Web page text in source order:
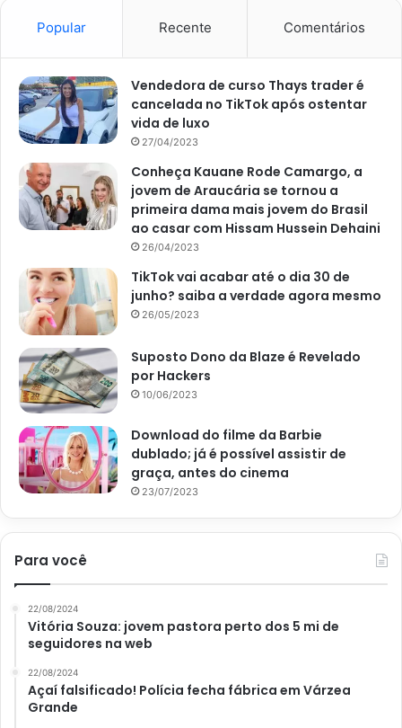
Limpe o seu papel de parede
Por fim, para que a sua decoração fique ainda mais bela
por muito mais tempo, fazer a limpeza correta é essencial,
mas não pode ser molhando o papel todo, como foi dito
microfibra, você deve molhá-lo em um pouco de água com
detergente e, delicadamente, ir fazendo a limpeza.
Em seguida, volte com um pano mais seco e limpo e
termine de retirar o excesso dos produtos. Fazendo isso
semanalmente, seu papel ficará novo por um período de
tempo muito maior! Você sabia disso?
Esperamos que tenha gostado das dicas acerca de como
cuidar do seupapel de pared
quanto antes! Obrigada por sua leitura até aqui e, caso
queira saber mais truques caseiros sobre os mais
diversos assuntos, não deixe de acessar o nosso Portal
Atualizei.
Avalie este post post
casa decoração
Popular Recente Comentários
Vendedora de curso Thays trader é
cancelada no TikTok após ostentar
vida de luxo
27/04/2023
Conheça Kauane Rode Camargo, a
jovem de Araucária se tornou a
primeira dama mais jovem do Brasil
ao casar com Hissam Hussein Dehaini
26/04/2023
TikTok vai acabar até o dia 30 de
junho? saiba a verdade agora mesmo
26/05/2023
Suposto Dono da Blaze é Revelado
por Hackers
10/06/2023
Download do filme da Barbie
dublado; já é possível assistir de
graça, antes do cinema
23/07/2023
Para você
22/08/2024
Vitória Souza: jovem pastora perto dos 5 mi de
seguidores na web
22/08/2024
Açaí falsificado! Polícia fecha fábrica em Várzea
Grande